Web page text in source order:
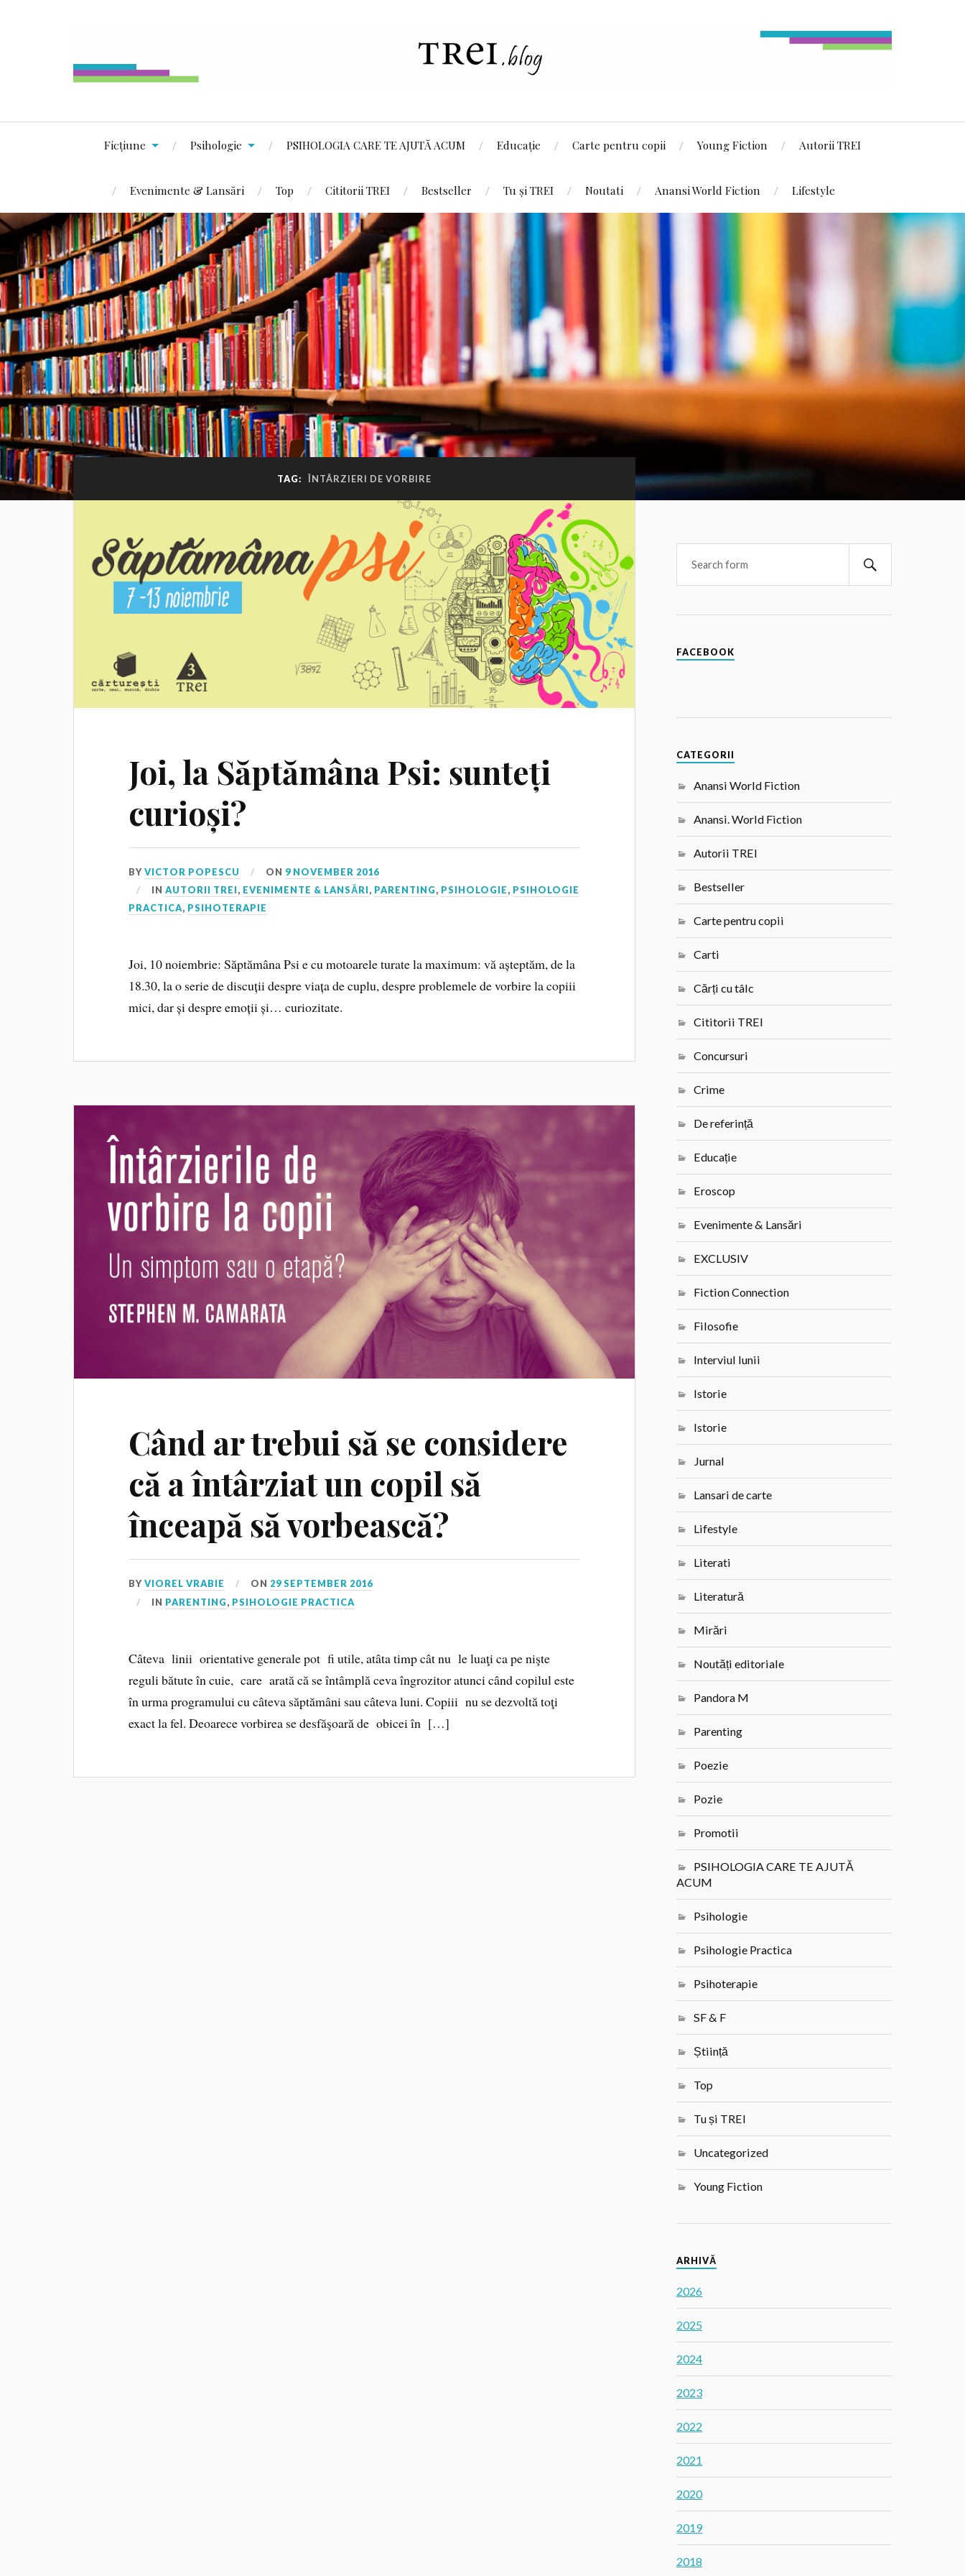
Ficțiune Psihologie PSIHOLOGIA CARE TE AJUTĂ ACUM Educație Carte pentru copii Young Fiction Autorii TREI
Evenimente & Lansări Top Cititorii TREI Bestseller Tu și TREI Noutati Anansi World Fiction Lifestyle
TAG: ÎNTÂRZIERI DE VORBIRE
Joi, la Săptămâna Psi: sunteți
curioși?
BYVICTOR POPESCU ON 9 NOVEMBER 2016
INAUTORII TREI, EVENIMENTE & LANSĂRI, PARENTING, PSIHOLOGIE, PSIHOLOGIE
PRACTICA, PSIHOTERAPIE
Joi, 10 noiembrie: Săptămâna Psi e cu motoarele turate la maximum: vă așteptăm, de la
18.30, la o serie de discuții despre viața de cuplu, despre problemele de vorbire la copiii
mici, dar și despre emoții și… curiozitate.
Când ar trebui să se considere
că a întârziat un copil să
înceapă să vorbească?
BYVIOREL VRABIE ON 29 SEPTEMBER 2016
IN PARENTING, PSIHOLOGIE PRACTICA
Câteva linii orientative generale pot fi utile, atâta timp cât nu le luaţi ca pe nişte
reguli bătute în cuie, care arată că se întâmplă ceva îngrozitor atunci când copilul este
în urma programului cu câteva săptămâni sau câteva luni. Copiii nu se dezvoltă toţi
exact la fel. Deoarece vorbirea se desfăşoară de obicei în […]
FACEBOOK
CATEGORII
Anansi World Fiction
Anansi. World Fiction
Autorii TREI
Bestseller
Carte pentru copii
Carti
Cărți cu tâlc
Cititorii TREI
Concursuri
Crime
De referință
Educație
Eroscop
Evenimente & Lansări
EXCLUSIV
Fiction Connection
Filosofie
Interviul lunii
Istorie
Istorie
Jurnal
Lansari de carte
Lifestyle
Literati
Literatură
Mirări
Noutăți editoriale
Pandora M
Parenting
Poezie
Pozie
Promotii
PSIHOLOGIA CARE TE AJUTĂ
ACUM
Psihologie
Psihologie Practica
Psihoterapie
SF & F
Știință
Top
Tu și TREI
Uncategorized
Young Fiction
ARHIVĂ
2026
2025
2024
2023
2022
2021
2020
2019
2018